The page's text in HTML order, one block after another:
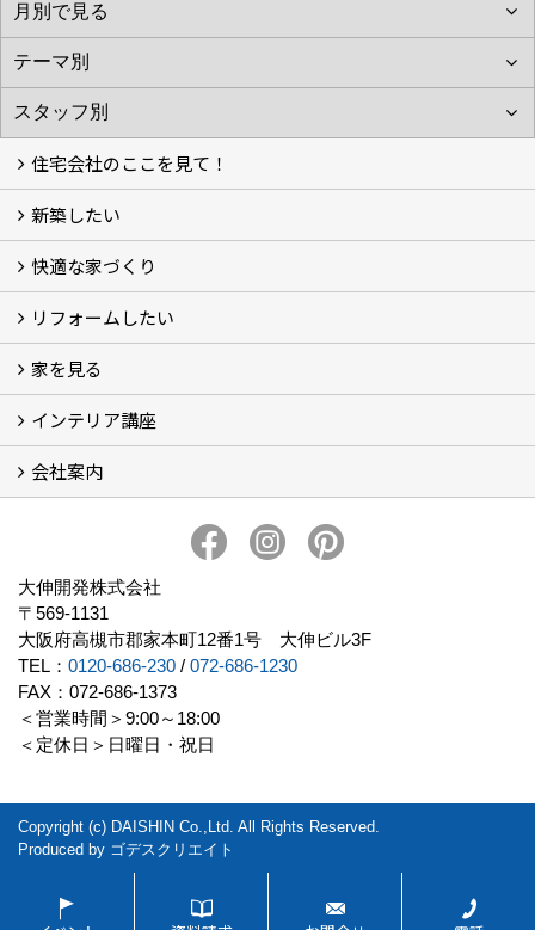
住宅会社のここを見て！
家づくりをはじめる前に
施主をラクさせる会社とは？
理想の家を建てるには？
新築したい
こだわり
大伸の家づくり体制
地熱＆太陽光の家
家づくりスケジュール
アフター・保証体制
快適な家づくり
建替えたい
リフォームしたい
小さなリフォーム
大きなリフォーム
ビフォーアフター
家を見る
お客様の声
フォトギャラリー
ただいま建築中
施工実績
インテリア講座
イベント予告
イベント報告
会社案内
プライバシーポリシー
大伸開発株式会社
〒569-1131
大阪府高槻市郡家本町12番1号 大伸ビル3F
TEL： 0120-686-230 / 072-686-1230
FAX：072-686-1373
＜営業時間＞9:00～18:00
＜定休日＞日曜日・祝日
Copyright (c) DAISHIN Co.,Ltd. All Rights Reserved.
Produced by ゴデスクリエイト